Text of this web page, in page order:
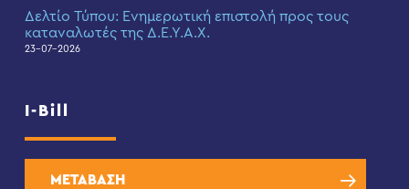
Δελτίο Τύπου: Eνημερωτική επιστολή προς τους
καταναλωτές της Δ.Ε.Υ.Α.Χ.
23-07-2026
I-Bill
ΜΕΤΑΒΑΣΗ